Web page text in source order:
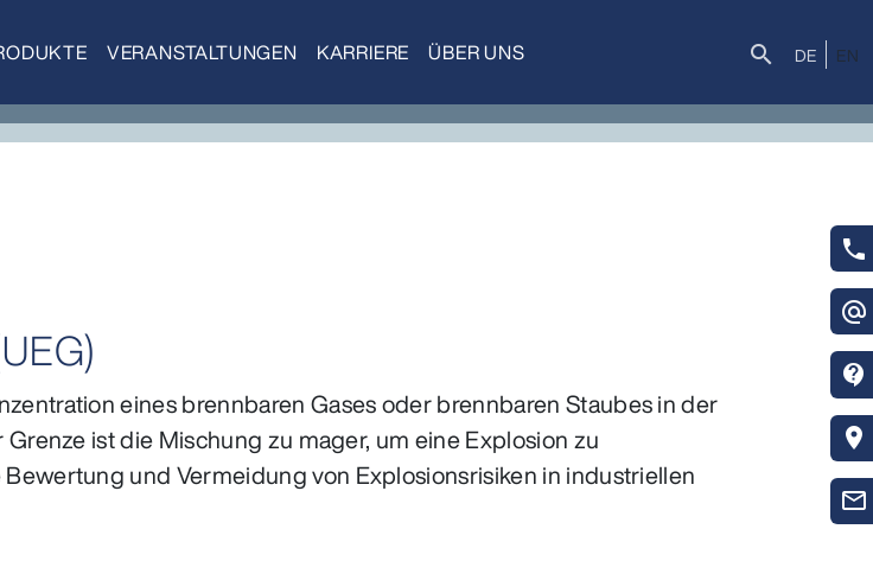
VERANSTALTUNGEN KARRIERE ÜBER UNS Suche
search DE EN
phone
alternate_email
contact_support
location_on
mail_outline
eines brennbaren Gases oder brennbaren Staubes in der
ist die Mischung zu mager, um eine Explosion zu
und Vermeidung von Explosionsrisiken in industriellen